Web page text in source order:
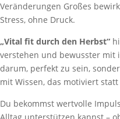
Veränderungen Großes
Stress, ohne Druck.
„Vital fit durch den Herbst“
verstehen und bewusster mit
darum, perfekt zu sein,
mit Wissen, das motiviert
Du bekommst wertvolle